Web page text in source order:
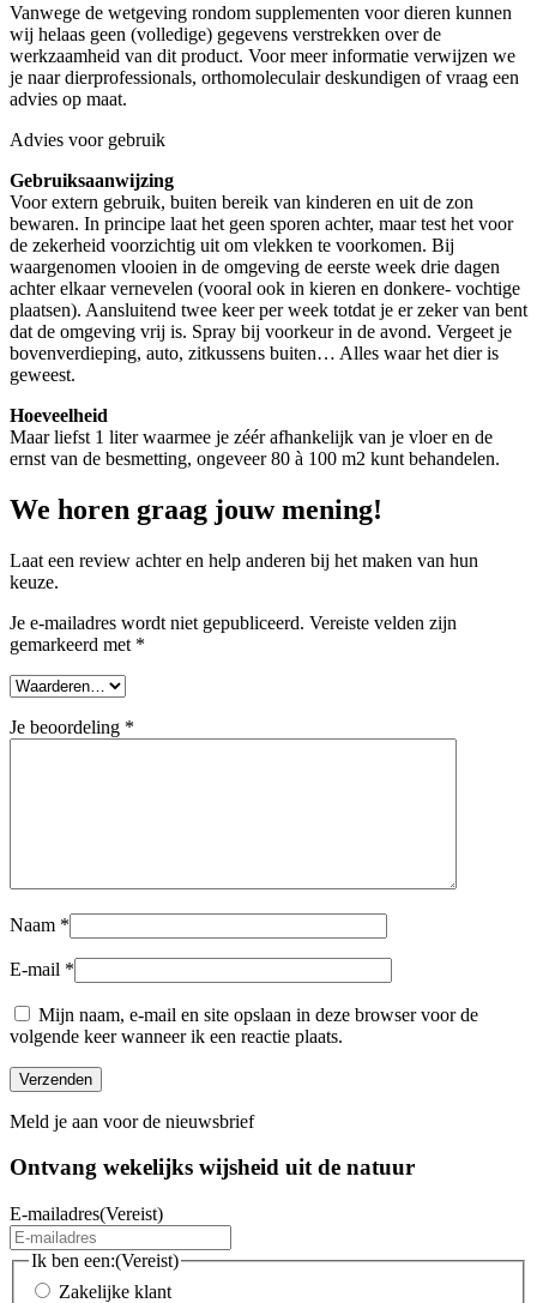
Vanwege de wetgeving rondom supplementen voor dieren kunnen
wij helaas geen (volledige) gegevens verstrekken over de
werkzaamheid van dit product. Voor meer informatie verwijzen we
je naar dierprofessionals, orthomoleculair deskundigen of vraag een
advies op maat.
Advies voor gebruik
Gebruiksaanwijzing
Voor extern gebruik, buiten bereik van kinderen en uit de zon
bewaren. In principe laat het geen sporen achter, maar test het voor
de zekerheid voorzichtig uit om vlekken te voorkomen. Bij
waargenomen vlooien in de omgeving de eerste week drie dagen
achter elkaar vernevelen (vooral ook in kieren en donkere- vochtige
plaatsen). Aansluitend twee keer per week totdat je er zeker van bent
dat de omgeving vrij is. Spray bij voorkeur in de avond. Vergeet je
bovenverdieping, auto, zitkussens buiten… Alles waar het dier is
geweest.
Hoeveelheid
Maar liefst 1 liter waarmee je zéér afhankelijk van je vloer en de
ernst van de besmetting, ongeveer 80 à 100 m2 kunt behandelen.
We horen graag jouw mening!
Laat een review achter en help anderen bij het maken van hun
keuze.
Je e-mailadres wordt niet gepubliceerd. Vereiste velden zijn
gemarkeerd met *
Je beoordeling *
Naam *
E-mail *
Mijn naam, e-mail en site opslaan in deze browser voor de
volgende keer wanneer ik een reactie plaats.
Meld je aan voor de nieuwsbrief
Ontvang wekelijks wijsheid uit de natuur
E-mailadres(Vereist)
Ik ben een:(Vereist)
Zakelijke klant